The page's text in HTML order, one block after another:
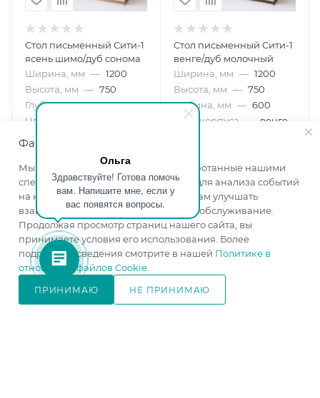
Ольга
Здравствуйте! Готова помочь
вам. Напишите мне, если у
вас появятся вопросы.
Стол письменный Сити-1
ясень шимо/дуб сонома
Ширина, мм — 1200
Высота, мм — 750
Глубина, мм — 600
Цвет корпуса
сонома
в наличии
6 170
В КОРЗИНУ
Стол письменный Сити-1
венге/дуб молочный
Ширина, мм — 1200
Высота, мм — 750
Глубина, мм — 600
Цвет корпуса
венге
в наличии
6 090₽
В КОРЗИНУ
Файлы cookie
Мы используем файлы cookie, разработанные нашими
специалистами и третьими лицами, для анализа событий
на нашем веб-сайте, что позволяет нам улучшать
взаимодействие с пользователями и обслуживание.
Продолжая просмотр страниц нашего сайта, вы
принимаете условия его использования. Более
подробные сведения смотрите в нашей Политике в
отношении файлов Cookie
ПРИНИМАЮ НЕ ПРИНИМАЮ